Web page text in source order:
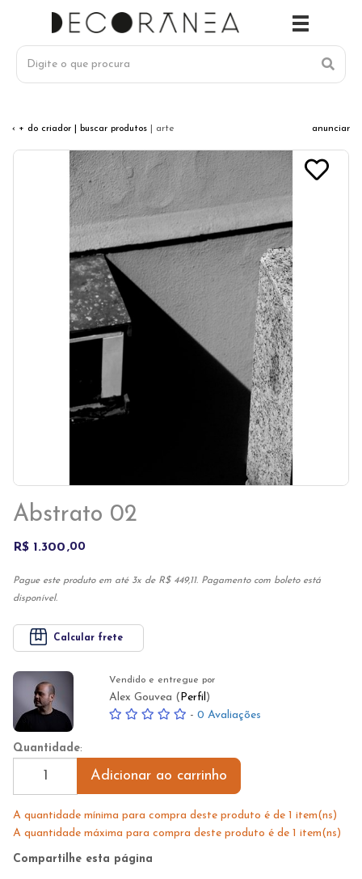
‹ + do criador | buscar produtos | arte anunciar
Abstrato 02
R$ 1.300 00
Pague este produto em até 3x de R$ 449,11. Pagamento com boleto está
disponível.
Calcular frete
Vendido e entregue por
Alex Gouvea ( Perfil )
- 0 Avaliações
Quantidade:
Adicionar ao carrinho
A quantidade mínima para compra deste produto é de 1 item(ns)
A quantidade máxima para compra deste produto é de 1 item(ns)
Compartilhe esta página